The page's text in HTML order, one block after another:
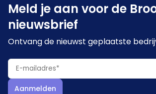
Meld je aan voor de
nieuwsbrief
Ontvang de nieuwst geplaatste
Aanmelden